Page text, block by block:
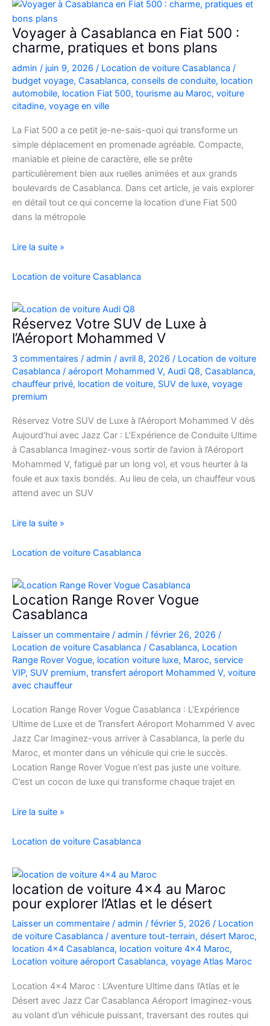
Picanto
à
Casablanca
vos
déplacements
Voyager à Casablanca en Fiat 500 :
charme, pratiques et bons plans
admin / juin 9, 2026 / Location de voiture Casablanca /
budget voyage, Casablanca, conseils de conduite, location
automobile, location Fiat 500, tourisme au Maroc, voiture
citadine, voyage en ville
La Fiat 500 a ce petit je-ne-sais-quoi qui transforme un
simple déplacement en promenade agréable. Compacte,
maniable et pleine de caractère, elle se prête
particulièrement bien aux ruelles animées et aux grands
boulevards de Casablanca. Dans cet article, je vais explorer
en détail tout ce qui concerne la location d’une Fiat 500
dans la métropole
Voyager
Casablanca
Fiat
500
:
pratiques
et
bons
Lire la suite »
Location de voiture Casablanca
Réservez Votre SUV de Luxe à
l’Aéroport Mohammed V
3 commentaires / admin / avril 8, 2026 / Location de voiture
Casablanca / aéroport Mohammed V, Audi Q8, Casablanca,
chauffeur privé, location de voiture, SUV de luxe, voyage
premium
Réservez Votre SUV de Luxe à l’Aéroport Mohammed V dès
Aujourd’hui avec Jazz Car : L’Expérience de Conduite Ultime
à Casablanca Imaginez-vous sortir de l’avion à l’Aéroport
Mohammed V, fatigué par un long vol, et vous heurter à la
foule et aux taxis bondés. Au lieu de cela, un chauffeur vous
attend avec un SUV
Réservez
SUV
Luxe
à
l’Aéroport
V
Lire la suite »
Location de voiture Casablanca
Location Range Rover Vogue
Casablanca
Laisser un commentaire / admin / février 26, 2026 /
Location de voiture Casablanca / Casablanca, Location
Range Rover Vogue, location voiture luxe, Maroc, service
VIP, SUV premium, transfert aéroport Mohammed V, voiture
avec chauffeur
Location Range Rover Vogue Casablanca : L’Expérience
Ultime de Luxe et de Transfert Aéroport Mohammed V avec
Jazz Car Imaginez-vous arriver à Casablanca, la perle du
Maroc, et monter dans un véhicule qui crie le succès.
Location Range Rover Vogue n’est pas juste une voiture.
C’est un cocon de luxe qui transforme chaque trajet en
Location
Rover
Casablanca
Lire la suite »
Location de voiture Casablanca
location de voiture 4×4 au Maroc
pour explorer l’Atlas et le désert
Laisser un commentaire / admin / février 5, 2026 / Location
de voiture Casablanca / aventure tout-terrain, désert Maroc,
location 4x4 Casablanca, location voiture 4x4 Maroc,
Location voiture aéroport Casablanca, voyage Atlas Maroc
Location 4×4 Maroc : L’Aventure Ultime dans l’Atlas et le
Désert avec Jazz Car Casablanca Aéroport Imaginez-vous
au volant d’un véhicule puissant, traversant des routes qui